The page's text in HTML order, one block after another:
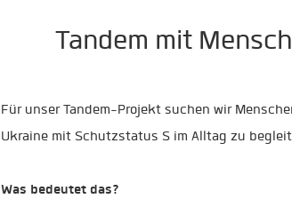
Tandem mit
Für unser Tandem-Projekt suchen wir
Ukraine mit Schutzstatus S im Alltag zu
Was bedeutet das?